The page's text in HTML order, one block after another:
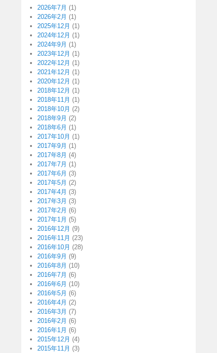
2026年7月 (1)
2026年2月 (1)
2025年12月 (1)
2024年12月 (1)
2024年9月 (1)
2023年12月 (1)
2022年12月 (1)
2021年12月 (1)
2020年12月 (1)
2018年12月 (1)
2018年11月 (1)
2018年10月 (2)
2018年9月 (2)
2018年6月 (1)
2017年10月 (1)
2017年9月 (1)
2017年8月 (4)
2017年7月 (1)
2017年6月 (3)
2017年5月 (2)
2017年4月 (3)
2017年3月 (3)
2017年2月 (6)
2017年1月 (5)
2016年12月 (9)
2016年11月 (23)
2016年10月 (28)
2016年9月 (9)
2016年8月 (10)
2016年7月 (6)
2016年6月 (10)
2016年5月 (6)
2016年4月 (2)
2016年3月 (7)
2016年2月 (6)
2016年1月 (6)
2015年12月 (4)
2015年11月 (3)